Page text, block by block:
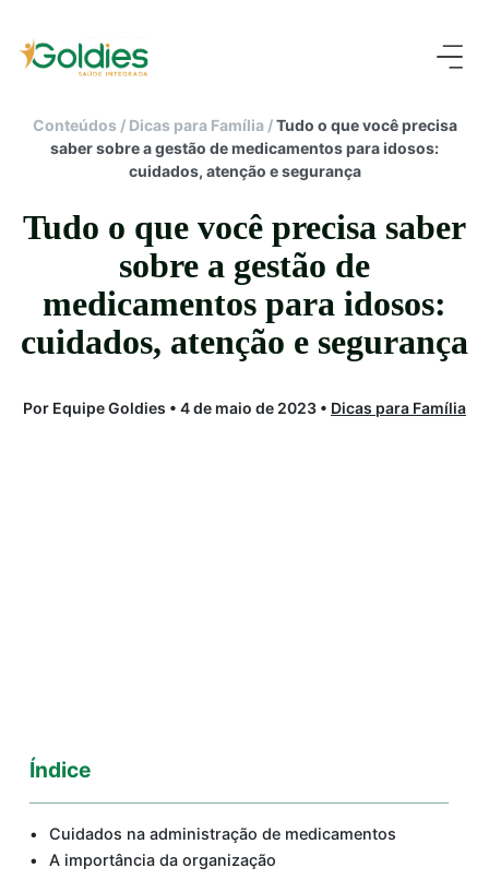
Conteúdos/ Dicas para Família/Tudo o que você precisa
saber sobre a gestão de medicamentos para idosos:
cuidados, atenção e segurança
Tudo o que você precisa saber
sobre a gestão de
medicamentos para idosos:
cuidados, atenção e segurança
Por Equipe Goldies • 4 de maio de 2023 • Dicas para Família
Índice
Cuidados na administração de medicamentos
A importância da organização